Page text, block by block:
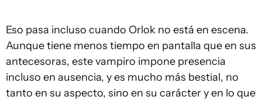
Eso pasa incluso cuando Orlok no está en escena.
Aunque tiene menos tiempo en pantalla que en sus
antecesoras, este vampiro impone presencia
incluso en ausencia, y es mucho más bestial, no
tanto en su aspecto, sino en su carácter y en lo que